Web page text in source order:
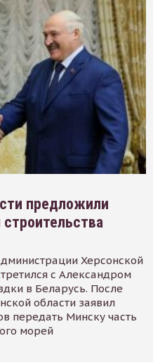
предложили
Херсонской
с Александром
в Беларусь. После
области заявил
передать Минску часть
морей